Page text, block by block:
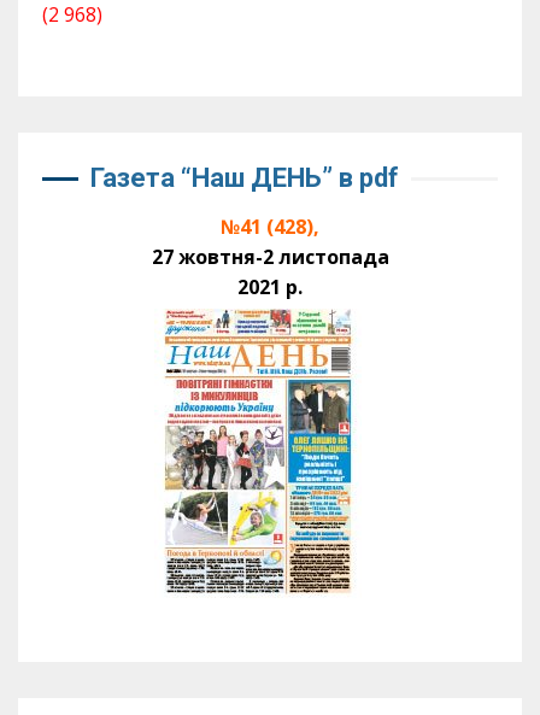
(2 968)
Газета “Наш ДЕНЬ” в pdf
№41 (428),
27 жовтня-2 листопада
2021 р.